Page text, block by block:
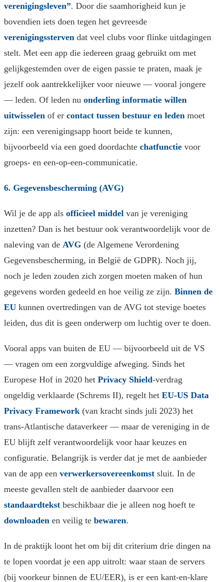
verenigingsleven”. Door die saamhorigheid kun je
bovendien iets doen tegen het gevreesde
verenigingssterven dat veel clubs voor flinke uitdagingen
stelt. Met een app die iedereen graag gebruikt om met
gelijkgestemden over de eigen passie te praten, maak je
jezelf ook aantrekkelijker voor nieuwe — vooral jongere
— leden. Of leden nu onderling informatie willen
uitwisselen of er contact tussen bestuur en leden moet
zijn: een verenigingsapp hoort beide te kunnen,
bijvoorbeeld via een goed doordachte chatfunctie voor
groeps- en een-op-een-communicatie.
6. Gegevensbescherming (AVG)
Wil je de app als officieel middel van je vereniging
inzetten? Dan is het bestuur ook verantwoordelijk voor de
naleving van de AVG (de Algemene Verordening
Gegevensbescherming, in België de GDPR). Noch jij,
noch je leden zouden zich zorgen moeten maken of hun
gegevens worden gedeeld en hoe veilig ze zijn. Binnen de
EU kunnen overtredingen van de AVG tot stevige boetes
leiden, dus dit is geen onderwerp om luchtig over te doen.
Vooral apps van buiten de EU — bijvoorbeeld uit de VS
— vragen om een zorgvuldige afweging. Sinds het
Europese Hof in 2020 het Privacy Shield-verdrag
ongeldig verklaarde (Schrems II), regelt het EU-US Data
Privacy Framework (van kracht sinds juli 2023) het
trans-Atlantische dataverkeer — maar de vereniging in de
EU blijft zelf verantwoordelijk voor haar keuzes en
configuratie. Belangrijk is verder dat je met de aanbieder
van de app een verwerkersovereenkomst sluit. In de
meeste gevallen stelt de aanbieder daarvoor een
standaardtekst beschikbaar die je alleen nog hoeft te
downloaden en veilig te bewaren.
In de praktijk loont het om bij dit criterium drie dingen na
te lopen voordat je een app uitrolt: waar staan de servers
(bij voorkeur binnen de EU/EER), is er een kant-en-klare